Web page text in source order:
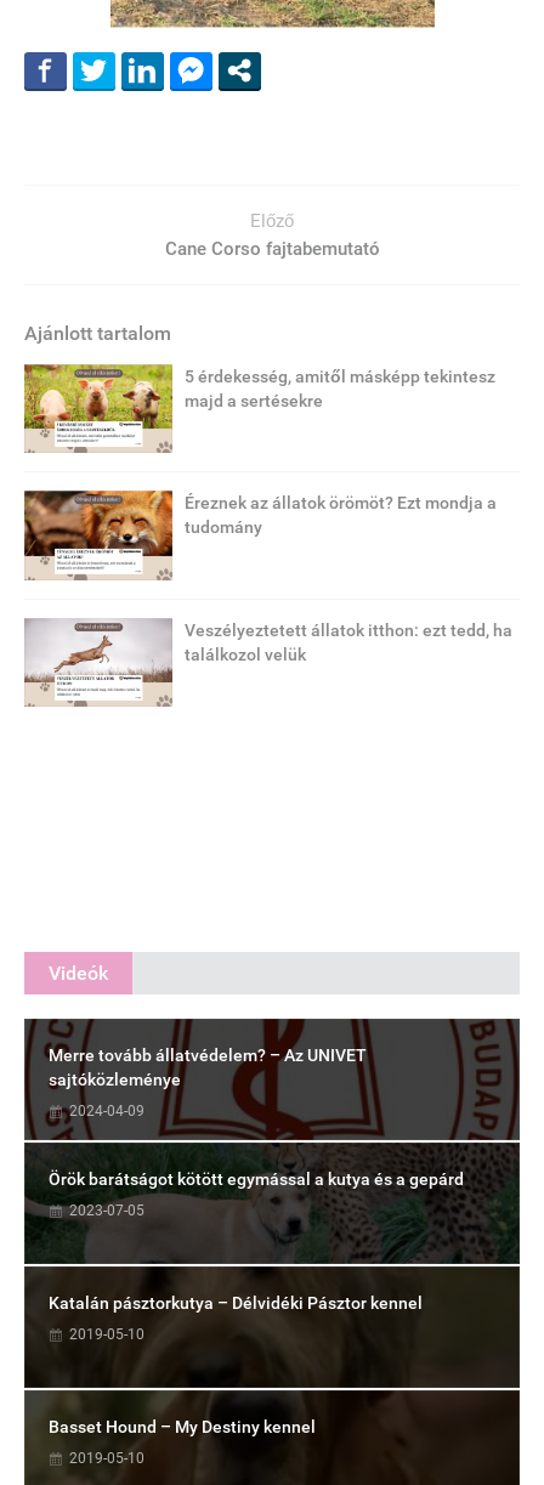
Előző
Cane Corso fajtabemutató
Ajánlott tartalom
5 érdekesség, amitől másképp tekintesz
majd a sertésekre
Éreznek az állatok örömöt? Ezt mondja a
tudomány
Veszélyeztetett állatok itthon: ezt tedd, ha
találkozol velük
Videók
Merre tovább állatvédelem? – Az UNIVET
sajtóközleménye
2024-04-09
Örök barátságot kötött egymással a kutya és a gepárd
2023-07-05
Katalán pásztorkutya – Délvidéki Pásztor kennel
2019-05-10
Basset Hound – My Destiny kennel
2019-05-10